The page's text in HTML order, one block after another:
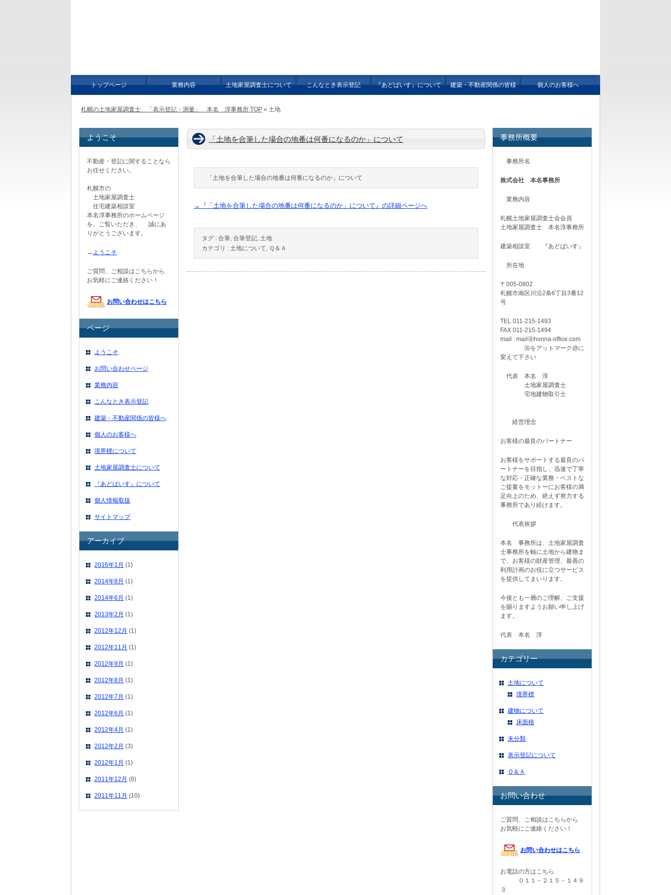
「土地を合筆した場合の地番は何番になるのか」について
「土地を合筆した場合の地番は何番になるのか」について
→『「土地を合筆した場合の地番は何番になるのか」について』の詳細ページへ
タグ : 合筆, 合筆登記, 土地
カテゴリ : 土地について, Ｑ＆Ａ
ようこそ
不動産・登記に関することなら
お任せください。
札幌市の
土地家屋調査士
住宅建築相談室
本名淳事務所のホームページ
を、ご覧いただき、 誠にあ
りがとうございます。
→ ようこそ
ご質問、ご相談はこちらから
お気軽にご連絡ください！
お問い合わせはこちら
ページ
ようこそ
お問い合わせページ
業務内容
こんなとき表示登記
建築・不動産関係の皆様へ
個人のお客様へ
境界標について
土地家屋調査士について
『あどばいす』について
個人情報取扱
サイトマップ
アーカイブ
2016年1月 (1)
2014年8月 (1)
2014年6月 (1)
2013年2月 (1)
2012年12月 (1)
2012年11月 (1)
2012年9月 (1)
2012年8月 (1)
2012年7月 (1)
2012年6月 (1)
2012年4月 (1)
2012年2月 (3)
2012年1月 (1)
2011年12月 (8)
2011年11月 (10)
事務所概要
事務所名
株式会社 本名事務所
業務内容
札幌土地家屋調査士会会員
土地家屋調査士 本名淳事務所
建築相談室 『あどばいす』
所在地
〒005-0802
札幌市南区川沿2条6丁目3番12
号
TEL 011-215-1493
FAX 011-215-1494
mail : mailⓐhonna-office.com
ⓐをアットマーク@に
変えて下さい
代表 本名 淳
土地家屋調査士
宅地建物取引士
経営理念
お客様の最良のパートナー
お客様をサポートする最良のパ
ートナーを目指し、迅速で丁寧
な対応・正確な業務・ベストな
ご提案をモットーにお客様の満
足向上のため、絶えず努力する
事務所であり続けます。
代表挨拶
本名 事務所は、土地家屋調査
士事務所を軸に土地から建物ま
で、お客様の財産管理、最善の
利用計画のお役に立つサービス
を提供してまいります。
今後とも一層のご理解、ご支援
を賜りますようお願い申し上げ
ます。
代表 本名 淳
カテゴリー
土地について
境界標
建物について
床面積
未分類
表示登記について
Ｑ＆Ａ
お問い合わせ
ご質問、ご相談はこちらから
お気軽にご連絡ください！
お問い合わせはこちら
お電話の方はこちら
０１１－２１５－１４９
３
札幌の土地家屋調査士 「表示登記・測量」 本名 淳事務所 TOP » 土地
トップページ 業務内容 土地家屋調査士について こんなとき表示登記 『あどばいす』について 建築・不動産関係の皆様 個人のお客様へ